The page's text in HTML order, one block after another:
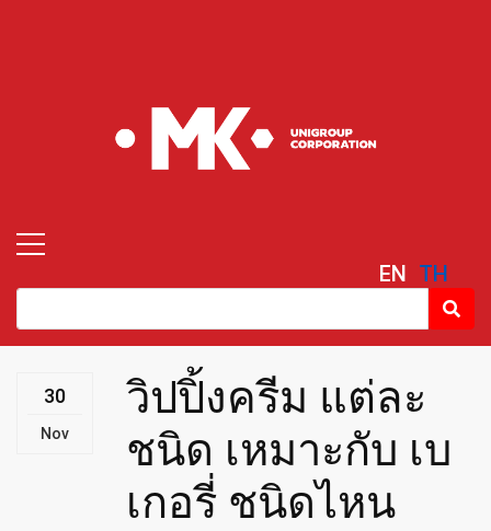
EN TH
30
Nov
วิปปิ้งครีม แต่ละ
ชนิด เหมาะกับ เบ
เกอรี่ ชนิดไหน